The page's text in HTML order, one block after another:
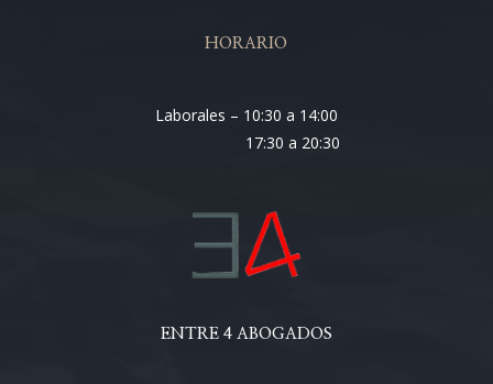
HORARIO
Laborales – 10:30 a 14:00
17:30 a 20:30
ENTRE 4 ABOGADOS